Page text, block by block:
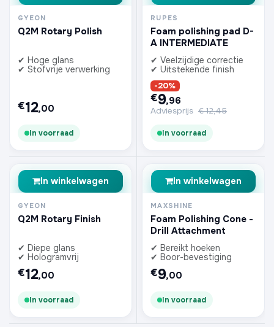
GYEON
Q2M Rotary Polish
✔ Hoge glans
✔ Stofvrije verwerking
€12,00
In voorraad
RUPES
Foam polishing pad D-
A INTERMEDIATE
✔ Veelzijdige correctie
✔ Uitstekende finish
-20%
€9,96
Adviesprijs €12,45
In voorraad
In winkelwagen
GYEON
Q2M Rotary Finish
✔ Diepe glans
✔ Hologramvrij
€12,00
In voorraad
In winkelwagen
MAXSHINE
Foam Polishing Cone -
Drill Attachment
✔ Bereikt hoeken
✔ Boor-bevestiging
€9,00
In voorraad